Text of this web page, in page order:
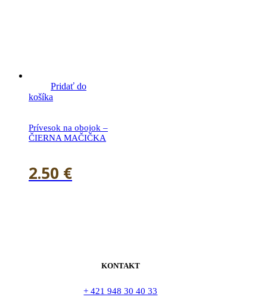
Pridať do
košíka
Prívesok na obojok –
ČIERNA MAČIČKA
2.50 €
KONTAKT
+ 421 948 30 40 33